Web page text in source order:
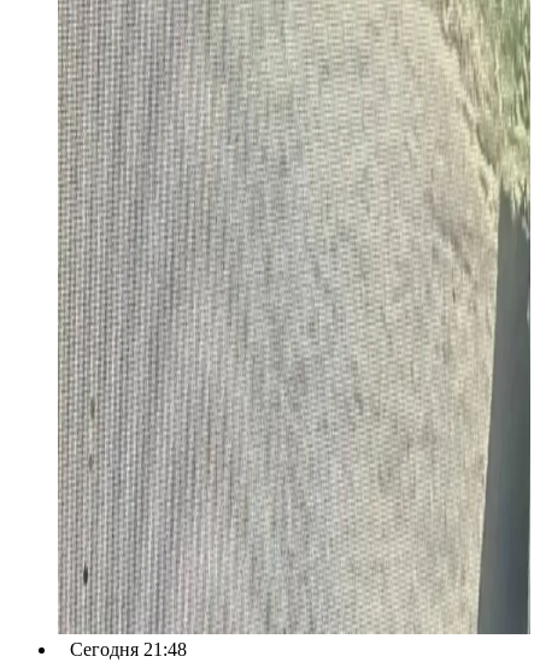
Сегодня 21:48